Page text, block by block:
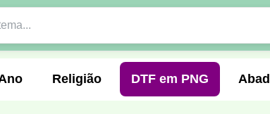
Religião DTF em PNG